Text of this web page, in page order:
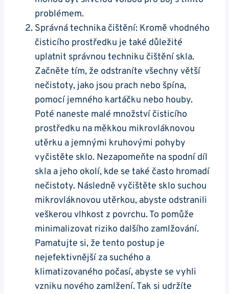
problémem.
Správná technika čištění: Kromě vhodného
čisticího prostředku je také důležité​
uplatnit správnou techniku čištění ⁣skla.
Začněte tím, že odstraníte všechny větší
nečistoty, jako jsou prach ‌nebo špína,⁢
pomocí jemného ⁢kartáčku nebo houby.
Poté naneste malé množství čisticího
prostředku na měkkou mikrovláknovou​
utěrku a jemnými kruhovými pohyby
vyčistěte sklo. ⁢Nezapomeňte na spodní díl
skla a jeho okolí, kde se také ⁢často hromadí
nečistoty. Následně⁢ vyčištěte sklo suchou
mikrovláknovou utěrkou, abyste odstranili⁤
veškerou vlhkost z povrchu. To‌ pomůže
minimalizovat ⁤riziko dalšího zamlžování.
Pamatujte si,​ že tento⁤ postup je
nejefektivnější za suchého a
klimatizovaného počasí, abyste se vyhli
vzniku nového zamlžení. Tak⁣ si udržíte